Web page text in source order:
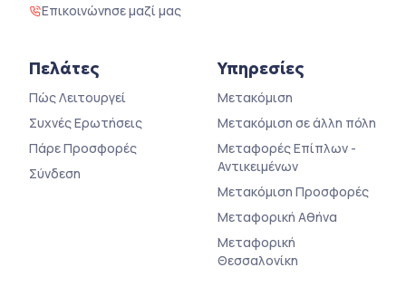
Επικοινώνησε μαζί μας
Πελάτες
Πώς Λειτουργεί
Συχνές Ερωτήσεις
Πάρε Προσφορές
Σύνδεση
Υπηρεσίες
Μετακόμιση
Μετακόμιση σε άλλη πόλη
Μεταφορές Επίπλων -
Αντικειμένων
Μετακόμιση Προσφορές
Μεταφορική Αθήνα
Μεταφορική
Θεσσαλονίκη